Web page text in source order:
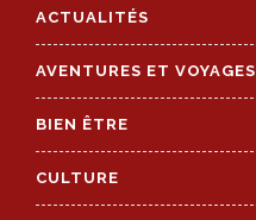
ACTUALITÉS
AVENTURES ET VOYAGES
BIEN ÊTRE
CULTURE